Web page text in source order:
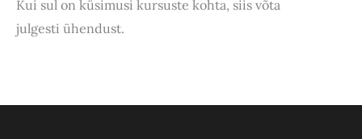
Kui sul on küsimusi kursuste kohta, siis võta
julgesti ühendust.